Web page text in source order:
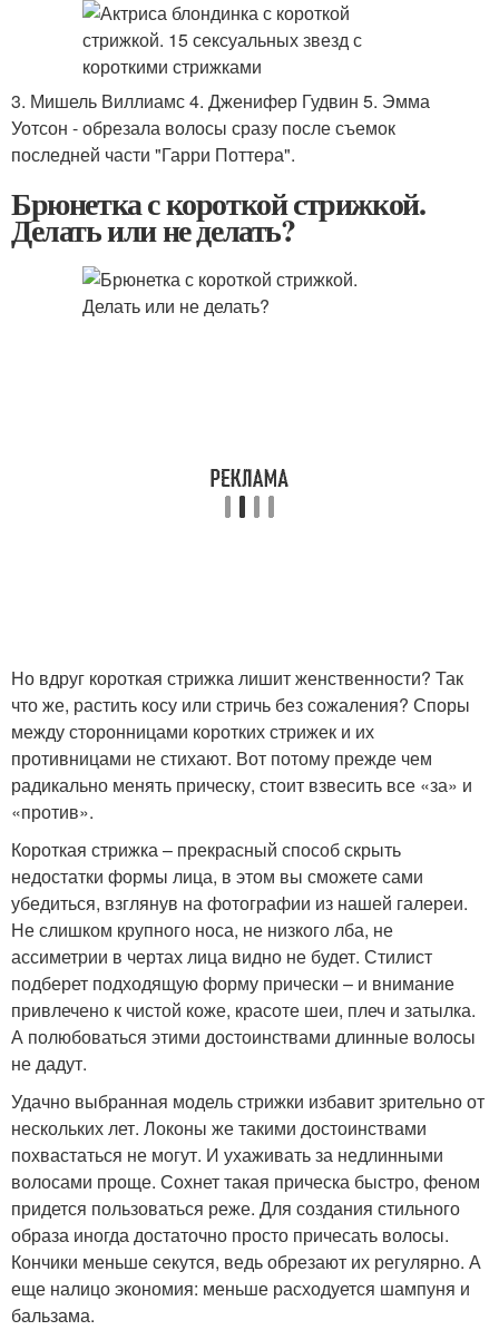
3. Мишель Виллиамс 4. Дженифер Гудвин 5. Эмма
Уотсон - обрезала волосы сразу после съемок
последней части "Гарри Поттера".
Брюнетка с короткой стрижкой.
Делать или не делать?
Но вдруг короткая стрижка лишит женственности? Так
что же, растить косу или стричь без сожаления? Споры
между сторонницами коротких стрижек и их
противницами не стихают. Вот потому прежде чем
радикально менять прическу, стоит взвесить все «за» и
«против».
Короткая стрижка – прекрасный способ скрыть
недостатки формы лица, в этом вы сможете сами
убедиться, взглянув на фотографии из нашей галереи.
Не слишком крупного носа, не низкого лба, не
ассиметрии в чертах лица видно не будет. Стилист
подберет подходящую форму прически – и внимание
привлечено к чистой коже, красоте шеи, плеч и затылка.
А полюбоваться этими достоинствами длинные волосы
не дадут.
Удачно выбранная модель стрижки избавит зрительно от
нескольких лет. Локоны же такими достоинствами
похвастаться не могут. И ухаживать за недлинными
волосами проще. Сохнет такая прическа быстро, феном
придется пользоваться реже. Для создания стильного
образа иногда достаточно просто причесать волосы.
Кончики меньше секутся, ведь обрезают их регулярно. А
еще налицо экономия: меньше расходуется шампуня и
бальзама.